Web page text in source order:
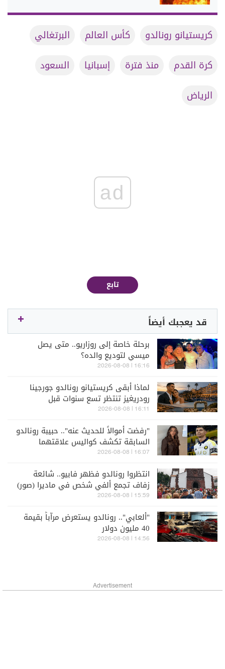
كريستيانو رونالدو كأس العالم
البرتغالي
كرة القدم
منذ فترة إسبانيا
السعود
الرياض
ad
تابع
قد يعجبك أيضاً
برحلة خاصة إلى روزاريو.. متى يصل
ميسي لتوديع والده؟
16:16 | 2026-08-08
لماذا أبقى كريستيانو رونالدو جورجينا
رودريغيز تنتظر تسع سنوات قبل
خطوبتهما؟
16:11 | 2026-08-08
"رفضت أموالاً للحديث عنه".. حبيبة رونالدو
السابقة تكشف كواليس علاقتهما
16:07 | 2026-08-08
انتظروا رونالدو فظهر فابيو.. شائعة
زفاف تجمع ألفي شخص في ماديرا (صور)
15:59 | 2026-08-08
"ألعابي".. رونالدو يستعرض مرآباً بقيمة
40 مليون دولار
14:56 | 2026-08-08
Advertisement